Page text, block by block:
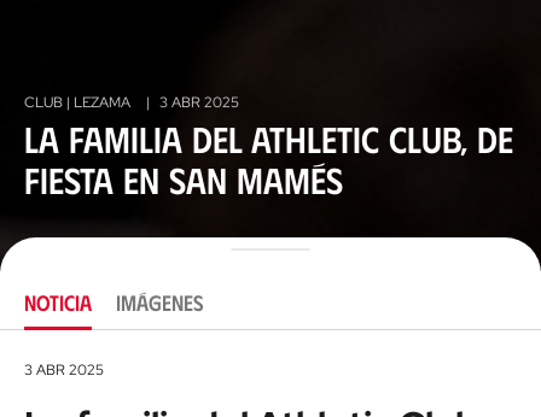
CLUB | LEZAMA | 3 ABR 2025
La familia del Athletic Club, de
fiesta en San Mamés
NOTICIA IMÁGENES
3 ABR 2025